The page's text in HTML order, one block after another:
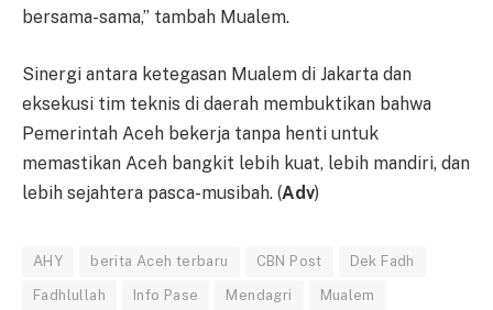
bersama-sama,” tambah Mualem.
Sinergi antara ketegasan Mualem di Jakarta dan
eksekusi tim teknis di daerah membuktikan bahwa
Pemerintah Aceh bekerja tanpa henti untuk
memastikan Aceh bangkit lebih kuat, lebih mandiri, dan
lebih sejahtera pasca-musibah. (Adv)
AHY berita Aceh terbaru CBN Post Dek Fadh
Fadhlullah Info Pase Mendagri Mualem